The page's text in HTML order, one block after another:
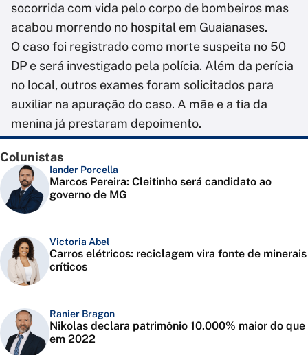
socorrida com vida pelo corpo de bombeiros mas
acabou morrendo no hospital em Guaianases.
O caso foi registrado como morte suspeita no 50
DP e será investigado pela polícia. Além da perícia
no local, outros exames foram solicitados para
auxiliar na apuração do caso. A mãe e a tia da
menina já prestaram depoimento.
Colunistas
Iander Porcella
Marcos Pereira: Cleitinho será candidato ao
governo de MG
Victoria Abel
Carros elétricos: reciclagem vira fonte de minerais
críticos
Ranier Bragon
Nikolas declara patrimônio 10.000% maior do que
em 2022